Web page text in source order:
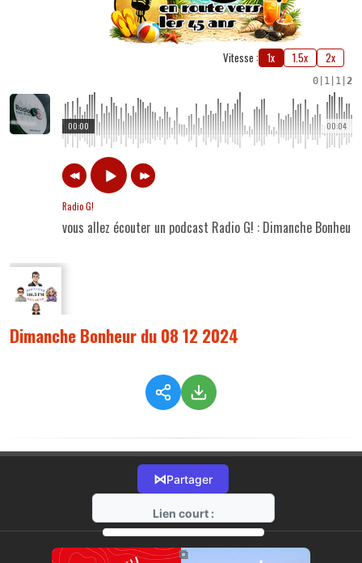
Vitesse : 1x 1.5x 2x
0 1 1 2
00:04
00:00
Radio G!
vous allez écouter un podcast Radio G! : Dimanche
Dimanche Bonheur du 08 12 2024
⋈Partager
Lien court :
https://radio-g.fr?16307
⧉